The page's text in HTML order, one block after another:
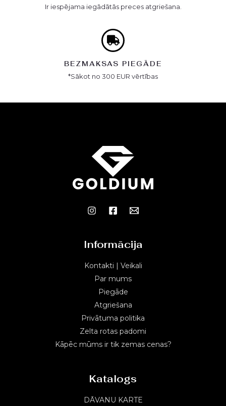
Ir iespējama iegādātās preces atgriešana.
BEZMAKSAS PIEGĀDE
*Sākot no 300 EUR vērtības
Informācija
Kontakti | Veikali
Par mums
Piegāde
Atgriešana
Privātuma politika
Zelta rotas padomi
Kāpēc mūms ir tik zemas cenas?
Katalogs
DĀVANU KARTE